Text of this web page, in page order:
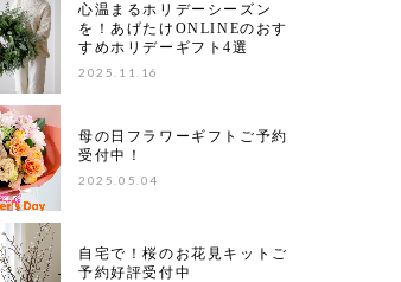
心温まるホリデーシーズン
を！あげたけONLINEのおす
すめホリデーギフト4選
2025.11.16
母の日フラワーギフトご予約
受付中！
2025.05.04
自宅で！桜のお花見キットご
予約好評受付中